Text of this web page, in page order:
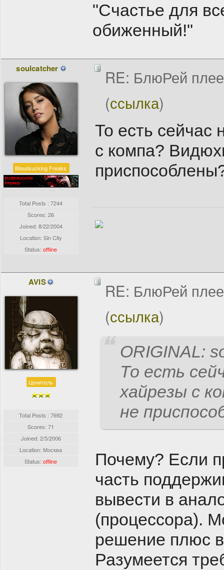
"Счастье для
обиженный!"
soulcatcher
Bloodsucking Freaks
Total Posts : 7244
Scores: 26
Joined: 8/22/2004
Location: Sin City
Status:offline
RE: БлюРей
(ссылка)
То есть сейчас
с компа?
AVIS
Ценитель
Total Posts : 7692
Scores: 71
Joined: 2/5/2006
Location: Москва
Status:offline
RE: БлюРей
(ссылка)
ORIGINAL:
То есть
хайрезы с
не
Почему? Если
часть
вывести в
(процессора).
решение плюс
Разумеется